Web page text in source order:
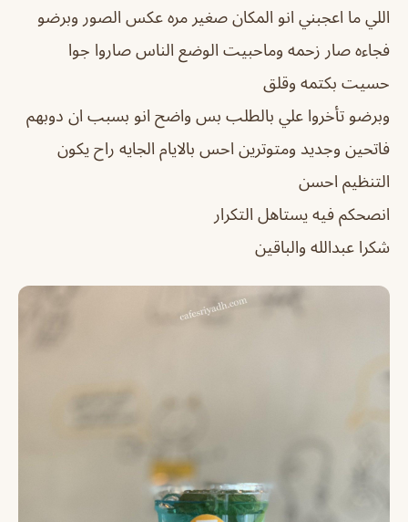
اللي ما اعجبني انو المكان صغير مره عكس الصور وبرضو
فجاءه صار زحمه وماحبيت الوضع الناس صاروا جوا
حسيت بكتمه وقلق
وبرضو تأخروا علي بالطلب بس واضح انو بسبب ان دوبهم
فاتحين وجديد ومتوترين احس بالايام الجايه راح يكون
التنظيم احسن
انصحكم فيه يستاهل التكرار
شكرا عبدالله والباقين